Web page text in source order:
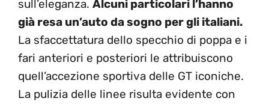
sull’eleganza. Alcuni particolari l’hanno
già resa un’auto da sogno per gli italiani.
La sfaccettatura dello specchio di poppa e i
fari anteriori e posteriori le attribuiscono
quell’accezione sportiva delle GT iconiche.
La pulizia delle linee risulta evidente con